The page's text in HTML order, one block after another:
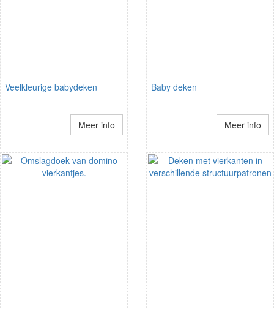
Veelkleurige babydeken
Meer info
Baby deken
Meer info